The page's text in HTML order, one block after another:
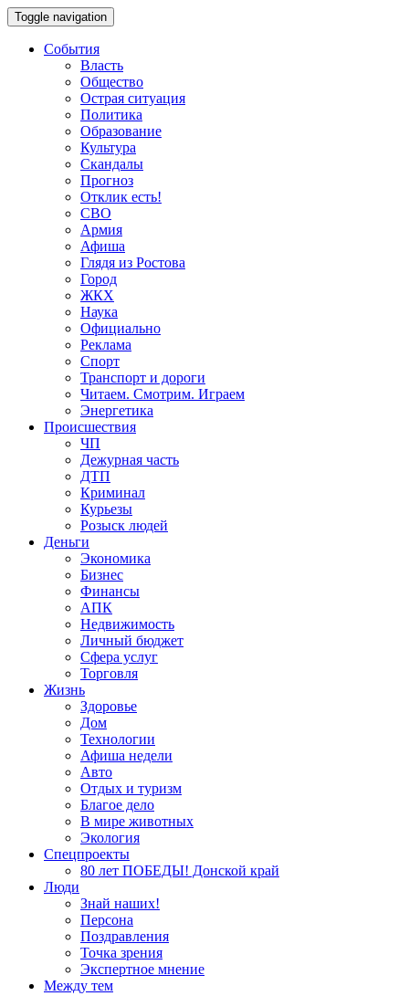
Toggle navigation
События
Власть
Общество
Острая ситуация
Политика
Образование
Культура
Скандалы
Прогноз
Отклик есть!
СВО
Армия
Афиша
Глядя из Ростова
Город
ЖКХ
Наука
Официально
Реклама
Спорт
Транспорт и дороги
Читаем. Смотрим. Играем
Энергетика
Происшествия
ЧП
Дежурная часть
ДТП
Криминал
Курьезы
Розыск людей
Деньги
Экономика
Бизнес
Финансы
АПК
Недвижимость
Личный бюджет
Сфера услуг
Торговля
Жизнь
Здоровье
Дом
Технологии
Афиша недели
Авто
Отдых и туризм
Благое дело
В мире животных
Экология
Спецпроекты
80 лет ПОБЕДЫ! Донской край
Люди
Знай наших!
Персона
Поздравления
Точка зрения
Экспертное мнение
Между тем